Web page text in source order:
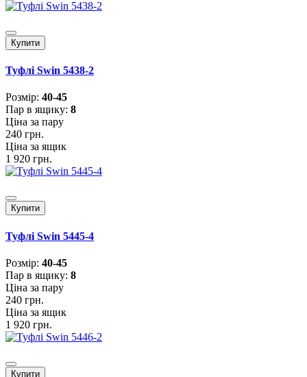
Купити
Туфлі Swin 5438-2
Розмiр: 40-45
Пар в ящику: 8
Ціна за пару
240 грн.
Ціна за ящик
1 920 грн.
Купити
Туфлі Swin 5445-4
Розмiр: 40-45
Пар в ящику: 8
Ціна за пару
240 грн.
Ціна за ящик
1 920 грн.
Купити